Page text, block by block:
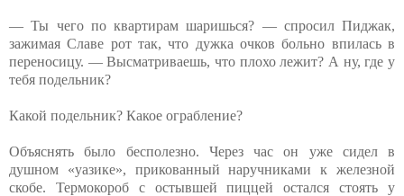
— Ты чего по квартирам шаришься? — спросил Пиджак,
зажимая Славе рот так, что дужка очков больно впилась в
переносицу. — Высматриваешь, что плохо лежит? А ну, где у
тебя подельник?
Какой подельник? Какое ограбление?
Объяснять было бесполезно. Через час он уже сидел в
душном «уазике», прикованный наручниками к железной
скобе. Термокороб с остывшей пиццей остался стоять у